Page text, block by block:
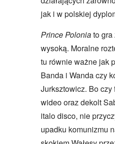
jak i w polskiej
Prince Poloniato gra
wysoką. Moralne
tu równie ważne jak
Banda i Wanda czy
Jurksztowicz. Bo
wideo oraz dekolt
italo disco, nie
upadku komunizmu